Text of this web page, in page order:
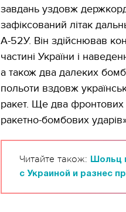
завдань уздовж
зафіксований літак
А-52У. Він здійснював
частині України і
а також два далеких
польоти вздовж
ракет. Ще два фронтових
ракетно-бомбових
Читайте також:
Шольц
с Украиной и разнес